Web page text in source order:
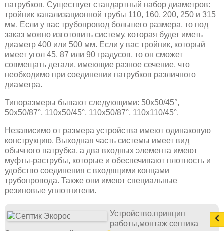
патрубков. Существует стандартный набор диаметров:
тройник канализационной трубы 110, 160, 200, 250 и 315
мм. Если у вас трубопровод большего размера, то под
заказ можно изготовить систему, которая будет иметь
диаметр 400 или 500 мм. Если у вас тройник, который
имеет угол 45, 87 или 90 градусов, то он сможет
совмещать детали, имеющие разное сечение, что
необходимо при соединении патрубков различного
диаметра.
Типоразмеры бывают следующими: 50х50/45°,
50х50/87°, 110х50/45°, 110х50/87°, 110х110/45°.
Независимо от размера устройства имеют одинаковую
конструкцию. Выходная часть системы имеет вид
обычного патрубка, а два входных элемента имеют
муфты-раструбы, которые и обеспечивают плотность и
удобство соединения с входящими концами
трубопровода. Также они имеют специальные
резиновые уплотнители.
Устройство,принцип
работы,монтаж септика